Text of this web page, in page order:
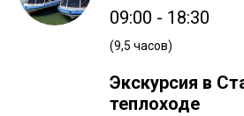
09:00 - 18:30
(9,5 часов)
Экскурсия в
теплоходе